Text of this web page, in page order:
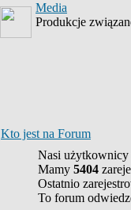
Media
Produkcje
Kto jest na Forum
Nasi użytkownicy
Mamy 5404
Ostatnio
To forum